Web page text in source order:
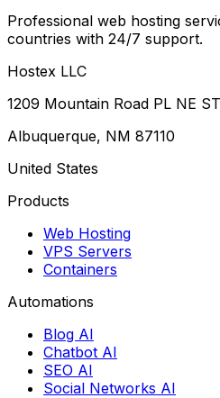
Professional web hosting
countries with 24/7 support.
Hostex LLC
1209 Mountain Road PL NE
Albuquerque, NM 87110
United States
Products
Web Hosting
VPS Servers
Containers
Automations
Blog AI
Chatbot AI
SEO AI
Social Networks AI